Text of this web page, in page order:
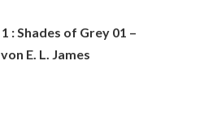
: Shades of Grey 01 –
E. L. James